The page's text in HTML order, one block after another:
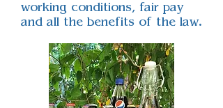
working conditions, fair pay
and all the benefits of the law.